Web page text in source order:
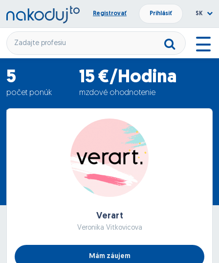
Registrovať Prihlásiť SK
5
počet ponúk
15 €/Hodina
mzdové ohodnotenie
16.03.2022
Verart
Veronika Vitkovicova
Mám záujem